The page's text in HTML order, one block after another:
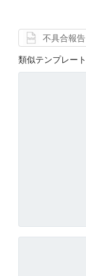
不具合報告
類似テンプレート